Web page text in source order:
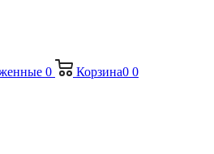
0 Корзина0 0